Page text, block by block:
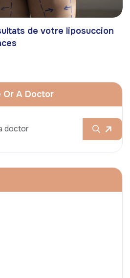
de votre liposuccion
Or A Doctor